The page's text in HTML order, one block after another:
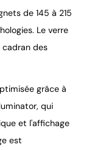
de 145 à 215
Le verre
des
grâce à
qui
et l'affichage
est